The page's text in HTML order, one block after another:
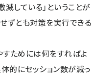
している」ということが
ずとも対策を実行できる
すためには何をすればよ
体的にセッション数が減っ